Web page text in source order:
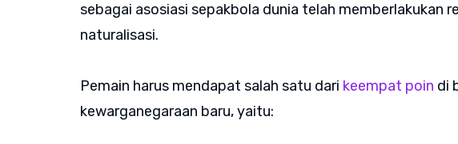
sebagai asosiasi sepakbola dunia telah memberlakukan
naturalisasi.
Pemain harus mendapat salah satu dari keempat poin di
kewarganegaraan baru, yaitu: